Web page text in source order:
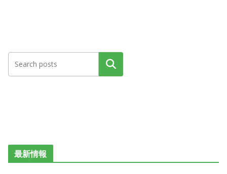
検索
最新情報